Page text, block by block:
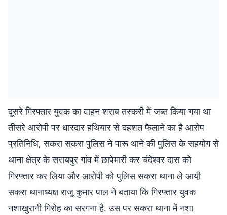
दूसरे गिरफ्तार युवक का वाहन शराब तस्करी में जब्त किया गया था
तीसरे आरोपी पर धारदार हथियार से दहशत फैलाने का है आरोप
प्रतिनिधि, सकरा सकरा पुलिस ने पारू थाने की पुलिस के सहयोग से
थाना क्षेत्र के सरायपुर गांव में छापेमारी कर चंदेश्वर दास को
गिरफ्तार कर लिया और आरोपी को पुलिस सकरा थाना ले आयी़
सकरा थानाध्यक्ष राजू कुमार पाल ने बताया कि गिरफ्तार युवक
नशाखुरानी गिरोह का सरगना है. उस पर सकरा थाना में नशा